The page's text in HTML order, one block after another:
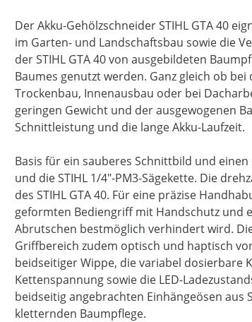
Der Akku-Gehölzschneider STIHL GTA 40
im Garten- und Landschaftsbau sowie die
der STIHL GTA 40 von ausgebildeten
Baumes genutzt werden. Ganz gleich ob
Trockenbau, Innenausbau oder bei
geringen Gewicht und der ausgewogenen
Schnittleistung und die lange Akku-Laufzeit.
Basis für ein sauberes Schnittbild und
und die STIHL 1/4"-PM3-Sägekette. Die
des STIHL GTA 40. Für eine präzise
geformten Bediengriff mit Handschutz und
Abrutschen bestmöglich verhindert wird.
Griffbereich zudem optisch und haptisch
beidseitiger Wippe, die variabel dosierbare
Kettenspannung sowie die LED-
beidseitig angebrachten Einhängeösen aus
kletternden Baumpflege.